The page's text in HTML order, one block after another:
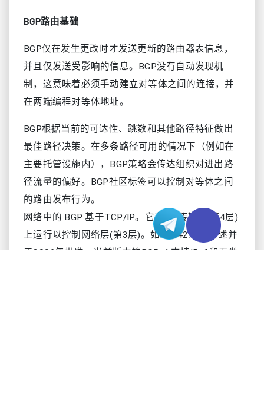
BGP路由基础
BGP仅在发生更改时才发送更新的路由器表信息，
并且仅发送受影响的信息。BGP没有自动发现机
制，这意味着必须手动建立对等体之间的连接，并
在两端编程对等体地址。
BGP根据当前的可达性、跳数和其他路径特征做出
最佳路径决策。在多条路径可用的情况下（例如在
主要托管设施内），BGP策略会传达组织对进出路
径流量的偏好。BGP社区标签可以控制对等体之间
的路由发布行为。
网络中的 BGP 基于TCP/IP。它在OSI传输层(第4层)
上运行以控制网络层(第3层)。如RFC4271中所述并
于2006年批准，当前版本的BGP-4 支持IPv6和无类